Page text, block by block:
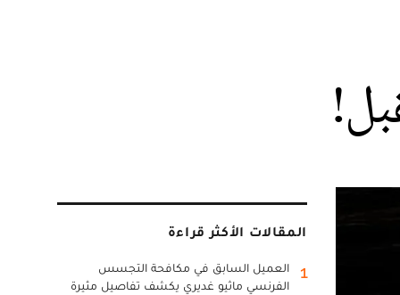
المقالات الأكثر قراءة
1
العميل السابق في مكافحة التجسس
الفرنسي ماثيو غديري يكشف تفاصيل مثيرة